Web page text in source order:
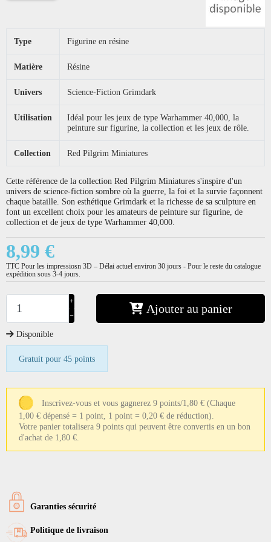
Type Figurine en résine
Matière Résine
Univers Science-Fiction Grimdark
Utilisation
Idéal pour les jeux de type Warhammer 40,000, la
peinture sur figurine, la collection et les jeux de rôle.
Collection Red Pilgrim Miniatures
Cette référence de la collection Red Pilgrim Miniatures s'inspire d'un
univers de science-fiction sombre où la guerre, la foi et la survie façonnent
chaque bataille. Son esthétique Grimdark et la richesse de sa sculpture en
font un excellent choix pour les amateurs de peinture sur figurine, de
collection et de jeux de type Warhammer 40,000.
8,99 €
TTC Pour les impressiosn 3D – Délai actuel environ 30 jours - Pour le reste du catalogue
expédition sous 3-4 jours.
+
−
Ajouter au panier
Disponible
Gratuit pour 45 points
Inscrivez-vous et vous gagnerez 9 points/1,80 € (Chaque
1,00 € dépensé = 1 point, 1 point = 0,20 € de réduction).
Votre panier totalisera 9 points qui peuvent être convertis en un bon
d'achat de 1,80 €.
Garanties sécurité
Politique de livraison